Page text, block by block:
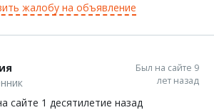
жалобу на объявление
Был на сайте 9
лет назад
сайте 1 десятилетие назад